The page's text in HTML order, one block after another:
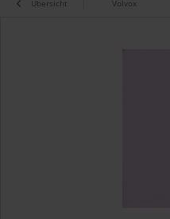
Übersicht Volvox